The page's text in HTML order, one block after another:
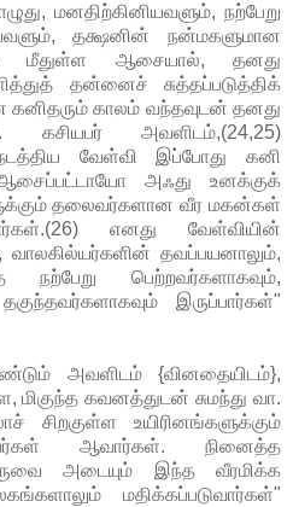
மனதிற்கினியவளும், நற்பேறு
தக்ஷனின் நன்மகளுமான
மீதுள்ள ஆசையால், தனது
தன்னைச் சுத்தப்படுத்திக்
காலம் வந்தவுடன் தனது
கசியபர் அவளிடம்,(24,25)
நடத்திய வேள்வி இப்போது கனி
அஃது உனக்குக்
தலைவர்களான வீர மகன்கள்
எனது வேள்வியின்
தவப்பயனாலும்,
பெற்றவர்களாகவும்,
இருப்பார்கள்"
அவளிடம் {வினதையிடம்},
கவனத்துடன் சுமந்து வா.
சிறகுள்ள உயிரினங்களுக்கும்
ஆவார்கள். நினைத்த
அடையும் இந்த வீரமிக்க
மதிக்கப்படுவார்கள்"